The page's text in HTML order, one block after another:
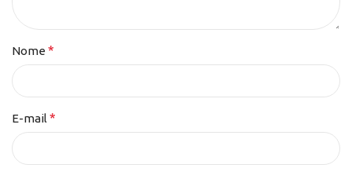
Nome *
E-mail *